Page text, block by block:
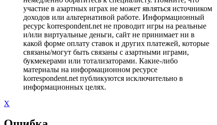
участие в азартных играх не может являться источником
доходов или альтернативой работе. Информационный
ресурс korrespondent.net не проводит игры на реальные
и/или виртуальные деньги, сайт не принимает ни в
какой форме оплату ставок и других платежей, которые
связаны/могут быть связаны с азартными играми,
букмекерами или тотализаторами. Какие-либо
материалы на информационном ресурсе
korrespondent.net публикуются исключительно в
информационных целях.
X